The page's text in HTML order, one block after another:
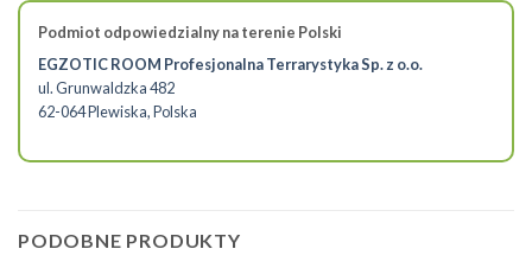
Podmiot odpowiedzialny na terenie Polski
EGZOTIC ROOM Profesjonalna Terrarystyka Sp. z o.o.
ul. Grunwaldzka 482
62-064 Plewiska, Polska
PODOBNE PRODUKTY